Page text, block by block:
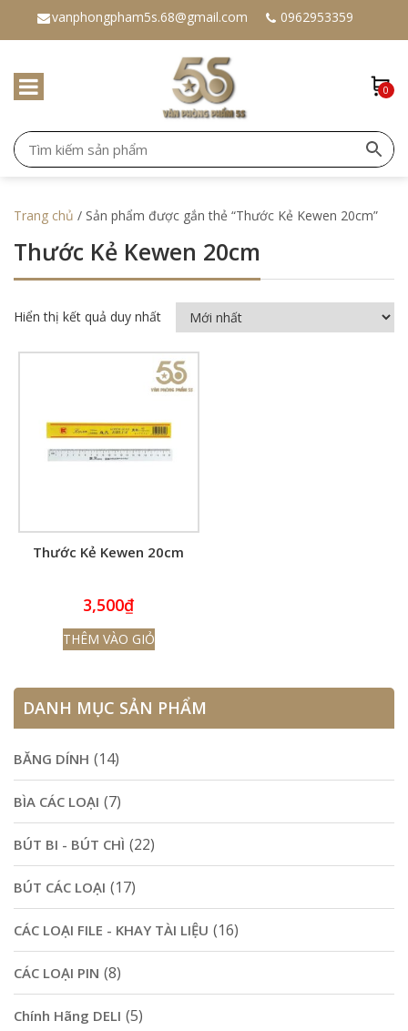
vanphongpham5s.68@gmail.com 0962953359
0
Trang chủ / Sản phẩm được gắn thẻ “Thước Kẻ Kewen 20cm”
Thước Kẻ Kewen 20cm
Hiển thị kết quả duy nhất
Thước Kẻ Kewen 20cm
3,500₫
THÊM VÀO GIỎ
DANH MỤC SẢN PHẨM
BĂNG DÍNH (14)
BÌA CÁC LOẠI (7)
BÚT BI - BÚT CHÌ (22)
BÚT CÁC LOẠI (17)
CÁC LOẠI FILE - KHAY TÀI LIỆU (16)
CÁC LOẠI PIN (8)
Chính Hãng DELI (5)